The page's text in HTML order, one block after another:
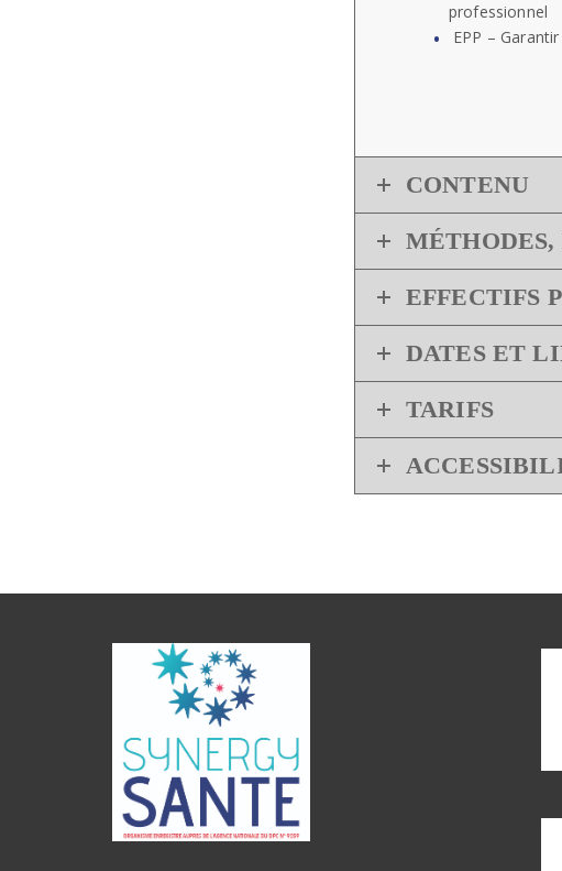
professionnel
EPP –
CONTENU
MÉTHODES,
EFFECTIFS
DATES ET
TARIFS